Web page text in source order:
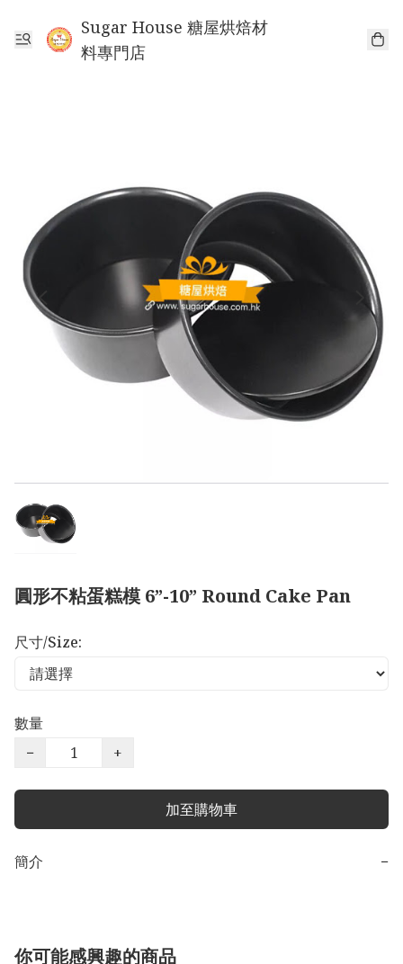
Sugar House 糖屋烘焙材
料專門店
圓形不粘蛋糕模 6”-10” Round Cake Pan
尺寸/Size:
數量
−
+
加至購物車
簡介 −
你可能感興趣的商品